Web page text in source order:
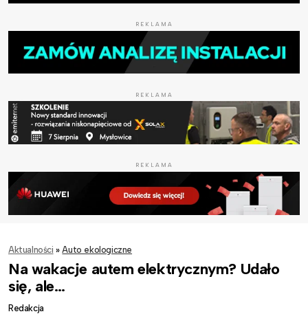
REKLAMA
REKLAMA
REKLAMA
Aktualności » Auto ekologiczne
Na wakacje autem elektrycznym? Udało
się, ale…
Redakcja